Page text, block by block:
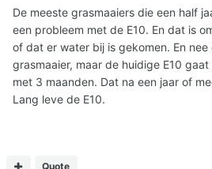
De meeste grasmaaiers die een half
een probleem met de E10. En dat is
of dat er water bij is gekomen. En nee
grasmaaier, maar de huidige E10
met 3 maanden. Dat na een jaar of
Lang leve de E10.
Quote